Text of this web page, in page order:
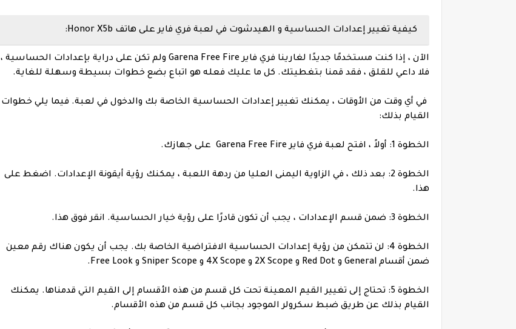
كيفية تغيير إعدادات الحساسية و الهيدشوت في لعبة فري فاير على هاتف Honor X5b:
الآن ، إذا كنت مستخدمًا جديدًا لغارينا فري فاير Garena Free Fire ولم تكن على دراية بإعدادات الحساسية ،
فلا داعي للقلق ، فقد قمنا بتغطيتك. كل ما عليك فعله هو اتباع بضع خطوات بسيطة وسهلة للغاية.
في أي وقت من الأوقات ، يمكنك تغيير إعدادات الحساسية الخاصة بك والدخول في لعبة. فيما يلي خطوات
القيام بذلك:
الخطوة 1: أولاً ، افتح لعبة فري فاير Garena Free Fire على جهازك.
الخطوة 2: بعد ذلك ، في الزاوية اليمنى العليا من ردهة اللعبة ، يمكنك رؤية أيقونة الإعدادات. اضغط على
هذا.
الخطوة 3: ضمن قسم الإعدادات ، يجب أن تكون قادرًا على رؤية خيار الحساسية. انقر فوق هذا.
الخطوة 4: لن تتمكن من رؤية إعدادات الحساسية الافتراضية الخاصة بك. يجب أن يكون هناك رقم معين
ضمن أقسام General و Red Dot و 2X Scope و 4X Scope و Sniper Scope و Free Look.
الخطوة 5: تحتاج إلى تغيير القيم المعينة تحت كل قسم من هذه الأقسام إلى القيم التي قدمناها. يمكنك
القيام بذلك عن طريق ضبط سكرولر الموجود بجانب كل قسم من هذه الأقسام.